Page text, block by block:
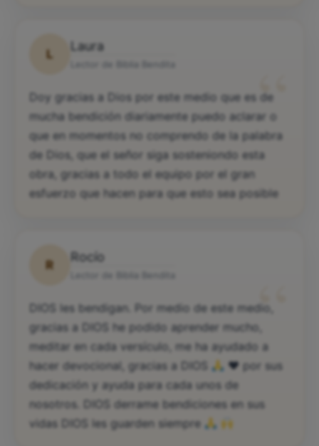
L
Laura
“
Doy gracias a Dios por este medio que es de
mucha bendición diariamente puedo aclarar o
que en momentos no comprendo de la palabra
de Dios, que el señor siga sosteniondo esta
obra, gracias a todo el equipo por el gran
esfuerzo que hacen para que esto sea posible
R
Rocío
“
DIOS les bendigan. Por medio de este medio,
gracias a DIOS he podido aprender mucho,
meditar en cada versículo, me ha ayudado a
hacer devocional, gracias a DIOS
♥️ por sus
dedicación y ayuda para cada unos de
nosotros. DIOS derrame bendiciones en sus
vidas DIOS les guarden siempre